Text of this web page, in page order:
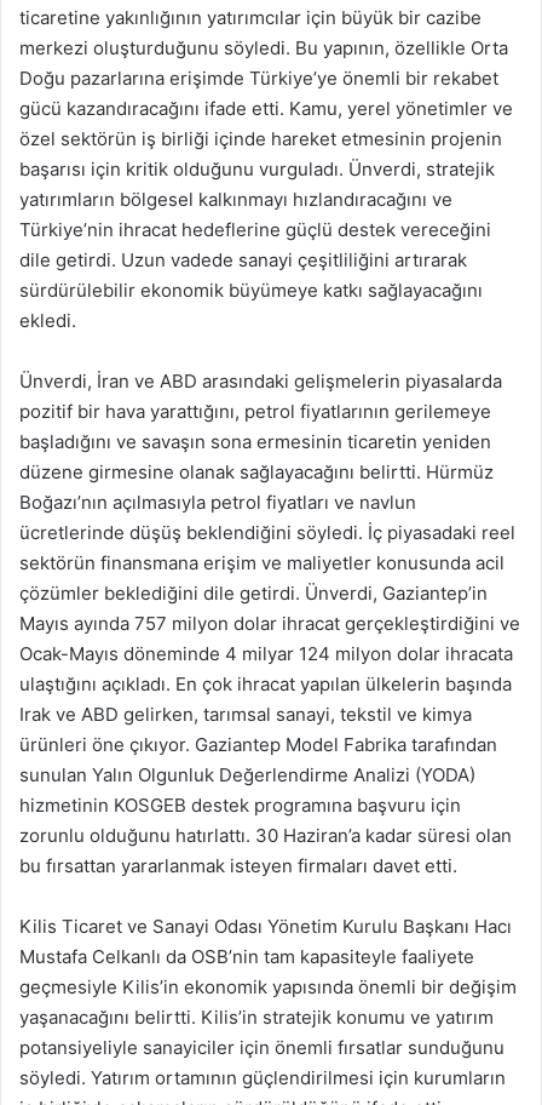
ticaretine yakınlığının yatırımcılar için büyük bir cazibe
merkezi oluşturduğunu söyledi. Bu yapının, özellikle Orta
Doğu pazarlarına erişimde Türkiye’ye önemli bir rekabet
gücü kazandıracağını ifade etti. Kamu, yerel yönetimler ve
özel sektörün iş birliği içinde hareket etmesinin projenin
başarısı için kritik olduğunu vurguladı. Ünverdi, stratejik
yatırımların bölgesel kalkınmayı hızlandıracağını ve
Türkiye’nin ihracat hedeflerine güçlü destek vereceğini
dile getirdi. Uzun vadede sanayi çeşitliliğini artırarak
sürdürülebilir ekonomik büyümeye katkı sağlayacağını
ekledi.
Ünverdi, İran ve ABD arasındaki gelişmelerin piyasalarda
pozitif bir hava yarattığını, petrol fiyatlarının gerilemeye
başladığını ve savaşın sona ermesinin ticaretin yeniden
düzene girmesine olanak sağlayacağını belirtti. Hürmüz
Boğazı’nın açılmasıyla petrol fiyatları ve navlun
ücretlerinde düşüş beklendiğini söyledi. İç piyasadaki reel
sektörün finansmana erişim ve maliyetler konusunda acil
çözümler beklediğini dile getirdi. Ünverdi, Gaziantep’in
Mayıs ayında 757 milyon dolar ihracat gerçekleştirdiğini ve
Ocak-Mayıs döneminde 4 milyar 124 milyon dolar ihracata
ulaştığını açıkladı. En çok ihracat yapılan ülkelerin başında
Irak ve ABD gelirken, tarımsal sanayi, tekstil ve kimya
ürünleri öne çıkıyor. Gaziantep Model Fabrika tarafından
sunulan Yalın Olgunluk Değerlendirme Analizi (YODA)
hizmetinin KOSGEB destek programına başvuru için
zorunlu olduğunu hatırlattı. 30 Haziran’a kadar süresi olan
bu fırsattan yararlanmak isteyen firmaları davet etti.
Kilis Ticaret ve Sanayi Odası Yönetim Kurulu Başkanı Hacı
Mustafa Celkanlı da OSB’nin tam kapasiteyle faaliyete
geçmesiyle Kilis’in ekonomik yapısında önemli bir değişim
yaşanacağını belirtti. Kilis’in stratejik konumu ve yatırım
potansiyeliyle sanayiciler için önemli fırsatlar sunduğunu
söyledi. Yatırım ortamının güçlendirilmesi için kurumların